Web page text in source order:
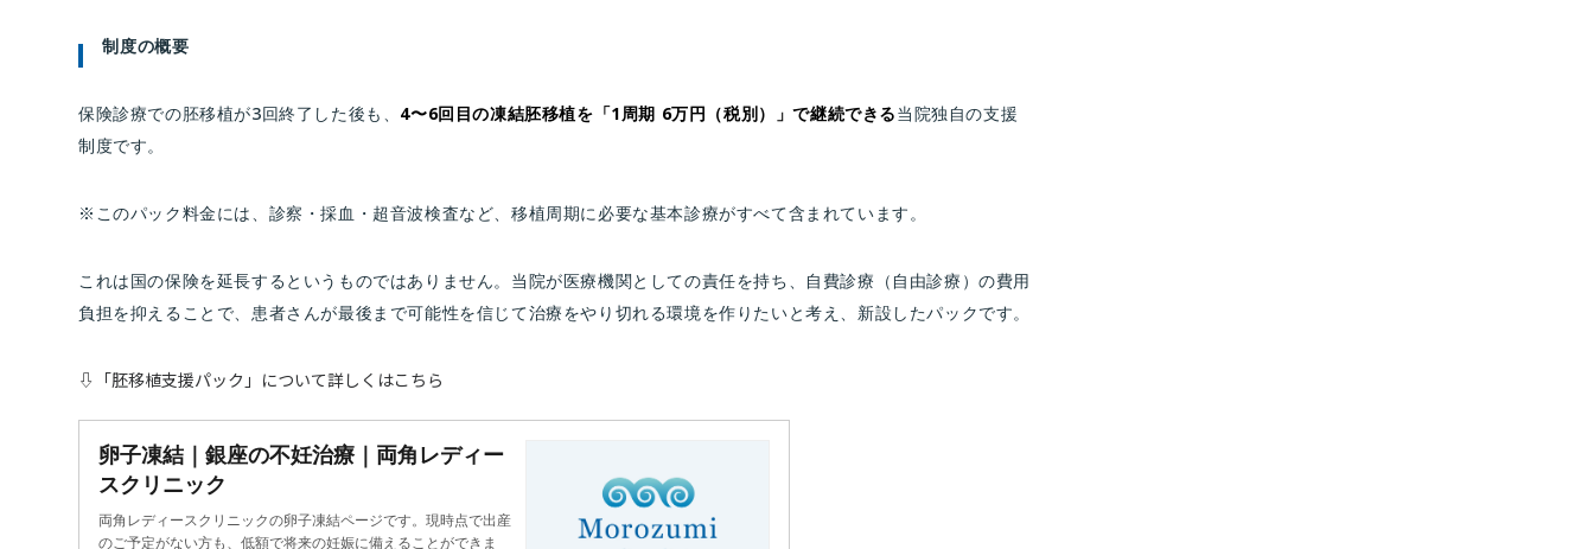
制度の概要
保険診療での胚移植が3回終了した後も、 4〜6回目の凍結胚移植を「1周期 6万円（税別）」で継続できる当院独自の支援
制度です。
※このパック料金には、診察・採血・超音波検査など、移植周期に必要な基本診療がすべて含まれています。
これは国の保険を延長するというものではありません。当院が医療機関としての責任を持ち、自費診療（自由診療）の費用
負担を抑えることで、患者さんが最後まで可能性を信じて治療をやり切れる環境を作りたいと考え、新設したパックです。
⇩「胚移植支援パック」について詳しくはこちら
卵子凍結｜銀座の不妊治療｜両角レディー
スクリニック
両角レディースクリニックの卵子凍結ページです。現時点で出産
のご予定がない方も、低額で将来の妊娠に備えることができま